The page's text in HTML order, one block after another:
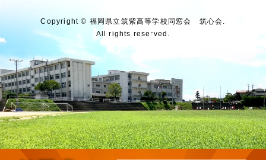
Copyright © 福岡県⽴筑紫⾼等学校同窓会 筑⼼会.
All rights reserved.